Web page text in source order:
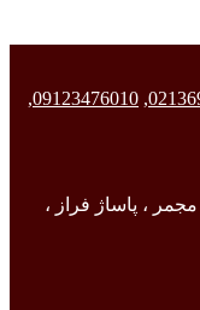
,
09123476010
,
، پاساژ فراز ،